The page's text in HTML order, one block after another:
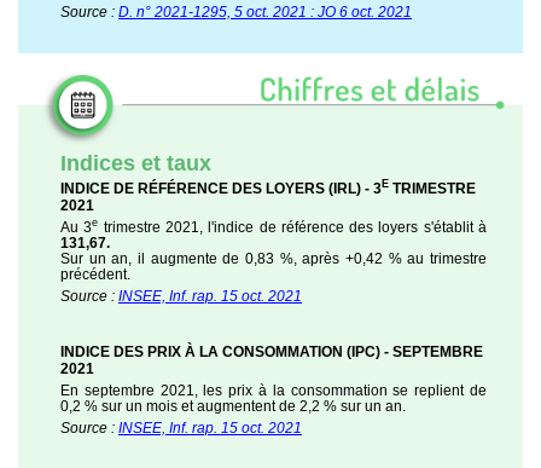
Source : D. n° 2021-1295, 5 oct. 2021 : JO 6 oct. 2021
Indices et taux
INDICE DE RÉFÉRENCE DES LOYERS (IRL) - 3 E TRIMESTRE
2021
Au 3e trimestre 2021, l'indice de référence des loyers s'établit à
131,67.
Sur un an, il augmente de 0,83 %, après +0,42 % au trimestre
précédent.
Source : INSEE, Inf. rap. 15 oct. 2021
INDICE DES PRIX À LA CONSOMMATION (IPC) - SEPTEMBRE
2021
En septembre 2021, les prix à la consommation se replient de
0,2 % sur un mois et augmentent de 2,2 % sur un an.
Source : INSEE, Inf. rap. 15 oct. 2021